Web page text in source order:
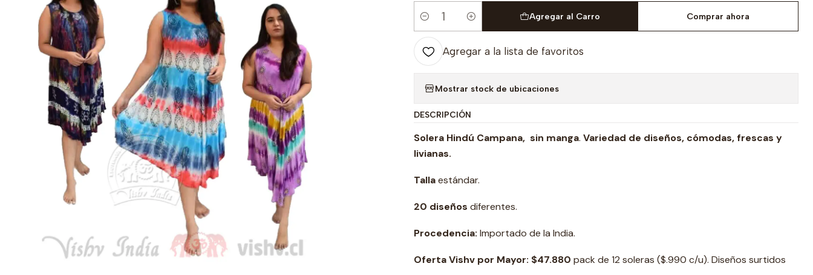
Cantidad
Agregar al Carro Comprar ahora
Agregar a la lista de favoritos
Mostrar stock de ubicaciones
DESCRIPCIÓN
Solera Hindú Campana, sin manga. Variedad de diseños, cómodas, frescas y
livianas.
Tallaestándar.
20 diseños diferentes.
Procedencia: Importado de la India.
Oferta Vishv por Mayor: $47.880 pack de 12 soleras ($.990 c/u). Diseños surtidos